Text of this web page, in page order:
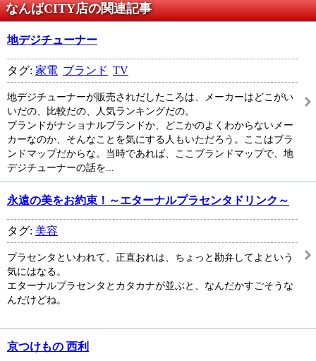
なんばCITY店の関連記事
地デジチューナー
タグ: 家電 ブランド TV
地デジチューナーが販売されだしたころは、メーカーはどこがい
いだの、比較だの、人気ランキングだの。
ブランドがナショナルブランドか、どこかのよくわからないメー
カーなのか、そんなことを気にする人もいただろう。ここはブラ
ンドマップだからな。当時であれば、ここブランドマップで、地
デジチューナーの話を...
永遠の美をお約束！～エターナルプラセンタドリンク～
タグ: 美容
プラセンタといわれて、正直おれは、ちょっと勘弁してよという
気にはなる。
エターナルプラセンタとカタカナが並ぶと、なんだかすごそうな
んだけどね。
京つけもの 西利